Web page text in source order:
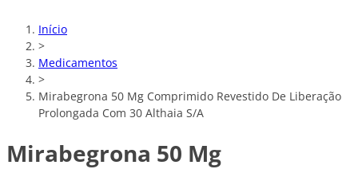
Início
>
Medicamentos
>
Mirabegrona 50 Mg Comprimido Revestido De Liberação
Prolongada Com 30 Althaia S/A
Mirabegrona 50 Mg